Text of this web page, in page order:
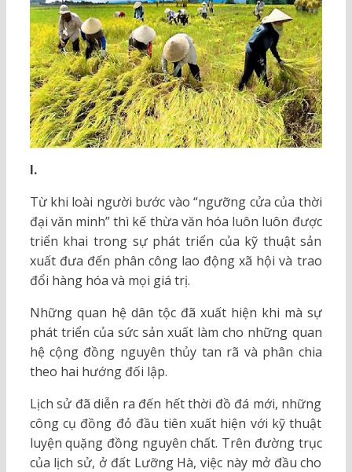
I.
Từ khi loài người bước vào “ngưỡng cửa của thời
đại văn minh” thì kế thừa văn hóa luôn luôn được
triển khai trong sự phát triển của kỹ thuật sản
xuất đưa đến phân công lao động xã hội và trao
đổi hàng hóa và mọi giá trị.
Những quan hệ dân tộc đã xuất hiện khi mà sự
phát triển của sức sản xuất làm cho những quan
hệ cộng đồng nguyên thủy tan rã và phân chia
theo hai hướng đối lập.
Lịch sử đã diễn ra đến hết thời đồ đá mới, những
công cụ đồng đỏ đầu tiên xuất hiện với kỹ thuật
luyện quặng đồng nguyên chất. Trên đường trục
của lịch sử, ở đất Lưỡng Hà, việc này mở đầu cho